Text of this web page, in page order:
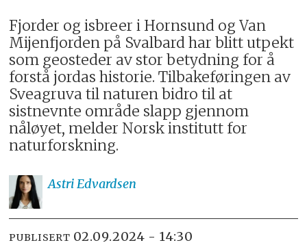
Fjorder og isbreer i Hornsund og Van
Mijenfjorden på Svalbard har blitt utpekt
som geosteder av stor betydning for å
forstå jordas historie. Tilbakeføringen av
Sveagruva til naturen bidro til at
sistnevnte område slapp gjennom
nåløyet, melder Norsk institutt for
naturforskning.
AstriEdvardsen
PUBLISERT 02.09.2024 - 14:30